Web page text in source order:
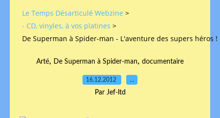
Le Temps Désarticulé Webzine >
- CD, vinyles, à vos platines >
De Superman à Spider-man - L'aventure des supers héros !
Arté, De Superman à Spider-man, documentaire
16.12.2012 …
Par Jef-ltd